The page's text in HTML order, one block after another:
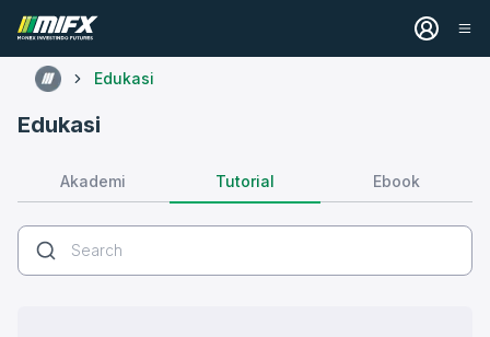
Edukasi
Edukasi
Akademi Tutorial Ebook